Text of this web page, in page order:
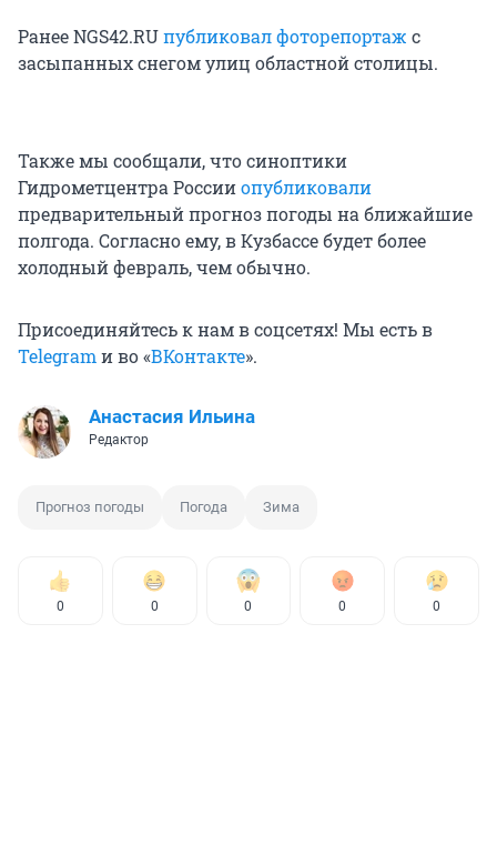
Ранее NGS42.RUпубликовал фоторепортаж с
засыпанных снегом улиц областной столицы.
Также мы сообщали, что синоптики
Гидрометцентра Россииопубликовали
предварительный прогноз погоды на ближайшие
полгода. Согласно ему, в Кузбассе будет более
холодный февраль, чем обычно.
Присоединяйтесь к нам в соцсетях! Мы есть в
Telegramи во «ВКонтакте».
Анастасия Ильина
Редактор
Прогноз погоды Погода Зима
0 0 0 0 0